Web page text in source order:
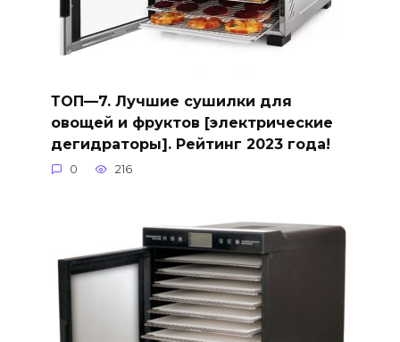
ТОП—7. Лучшие сушилки для
овощей и фруктов [электрические
дегидраторы]. Рейтинг 2023 года!
0 216